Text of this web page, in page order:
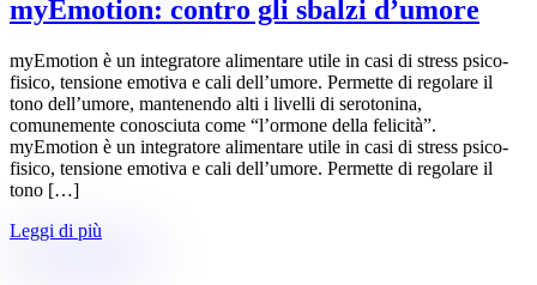
myEmotion: contro gli sbalzi d’umore
myEmotion è un integratore alimentare utile in casi di stress psico-
fisico, tensione emotiva e cali dell’umore. Permette di regolare il
tono dell’umore, mantenendo alti i livelli di serotonina,
comunemente conosciuta come “l’ormone della felicità”.
myEmotion è un integratore alimentare utile in casi di stress psico-
fisico, tensione emotiva e cali dell’umore. Permette di regolare il
tono […]
Leggi di più